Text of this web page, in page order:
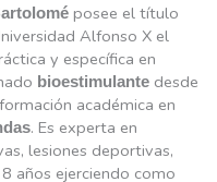
posee el título
Alfonso X el
y específica en
bioestimulante desde
académica en
. Es experta en
lesiones deportivas,
años ejerciendo como